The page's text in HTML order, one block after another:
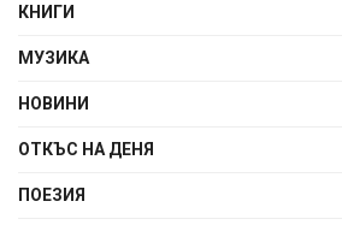
КНИГИ
МУЗИКА
НОВИНИ
ОТКЪС НА ДЕНЯ
ПОЕЗИЯ